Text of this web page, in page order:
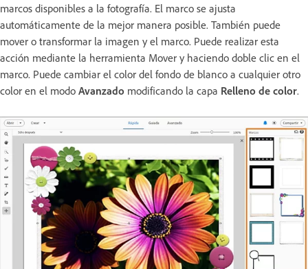
marcos disponibles a la fotografía. El marco se ajusta
automáticamente de la mejor manera posible. También puede
mover o transformar la imagen y el marco. Puede realizar esta
acción mediante la herramienta Mover y haciendo doble clic en el
marco. Puede cambiar el color del fondo de blanco a cualquier otro
color en el modo Avanzado modificando la capa Relleno de color.